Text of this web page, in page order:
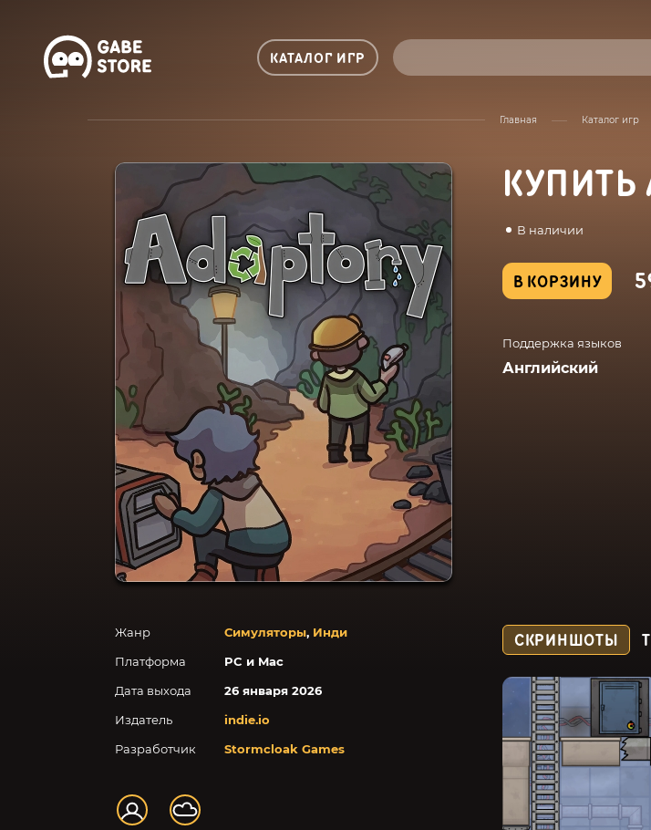
КАТАЛОГ ИГР
Главная Каталог игр
КУПИТЬ
В наличии
В КОРЗИНУ
Поддержка языков
Английский
Жанр Симуляторы, Инди
Платформа
PC и Mac
Дата выхода
26 января 2026
Издатель
indie.io
Разработчик
Stormcloak Games
СКРИНШОТЫ